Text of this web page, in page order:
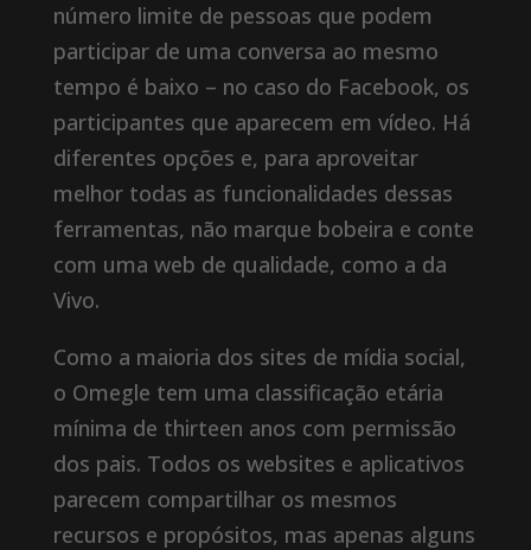
número limite de pessoas que podem
participar de uma conversa ao mesmo
tempo é baixo – no caso do Facebook, os
participantes que aparecem em vídeo. Há
diferentes opções e, para aproveitar
melhor todas as funcionalidades dessas
ferramentas, não marque bobeira e conte
com uma web de qualidade, como a da
Vivo.
Como a maioria dos sites de mídia social,
o Omegle tem uma classificação etária
mínima de thirteen anos com permissão
dos pais. Todos os websites e aplicativos
parecem compartilhar os mesmos
recursos e propósitos, mas apenas alguns